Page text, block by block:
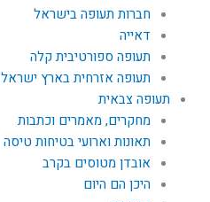
חברות תעופה בישראל
דאייה
תעופה ספורטיבית קלה
תעופה אזרחית בארץ ישראל
תעופה צבאית
מחקרים, מאמרים וכתבות
תאונות וארועי בטיחות טיסה
אובדן מטוסים בקרב
היכן הם היום